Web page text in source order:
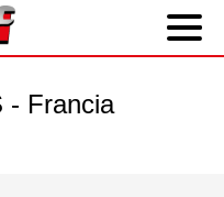
- Francia